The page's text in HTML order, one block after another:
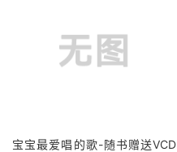
宝宝最爱唱的歌-随书赠送VCD